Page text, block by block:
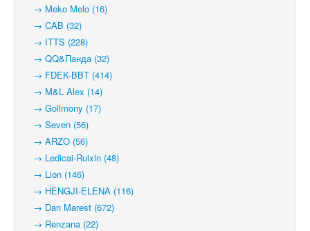
→ Meko Melo (16)
→ CAB (32)
→ ITTS (228)
→ QQ&Панда (32)
→ FDEK-BBT (414)
→ M&L Alex (14)
→ Gollmony (17)
→ Seven (56)
→ ARZO (56)
→ Ledicai-Ruixin (48)
→ Lion (146)
→ HENGJI-ELENA (116)
→ Dan Marest (672)
→ Renzana (22)